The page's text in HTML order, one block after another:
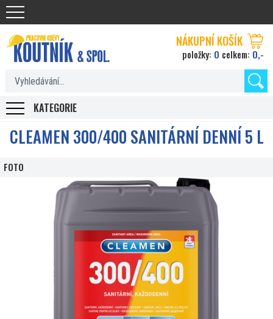
Koutnik.com
CLEAMEN 300/400 SANITÁRNÍ DENNÍ 5 L
FOTO
KATEGORIE
NÁKUPNÍ KOŠÍK
položky: 0 celkem: 0,-